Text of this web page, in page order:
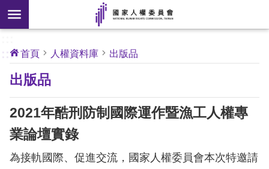
前往主要內容區塊
搜
尋
開
核
心
權
公
約
關
於
:::
首頁 人權資料庫 出版品
出版品
2021年酷刑防制國際運作暨漁工人權專
業論壇實錄
為接軌國際、促進交流，國家人權委員會本次特邀請